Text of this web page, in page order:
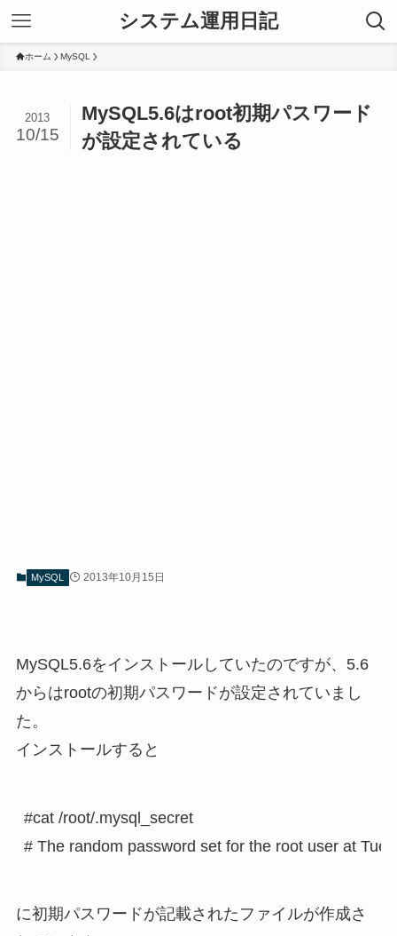
システム運用日記
ホーム MySQL
MySQL5.6はroot初期パスワード
が設定されている
2013
10/15
MySQL 2013年10月15日
MySQL5.6をインストールしていたのですが、5.6
からはrootの初期パスワードが設定されていまし
た。
インストールすると
#cat /root/.mysql_secret
# The random password set for the root user at
に初期パスワードが記載されたファイルが作成さ